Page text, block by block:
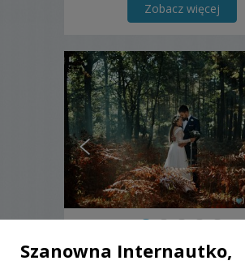
Zobacz więcej
Cezary - Rzeszów
Szanowna Internautko,